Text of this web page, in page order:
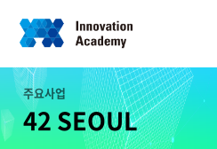
주요사업
42 SEOUL